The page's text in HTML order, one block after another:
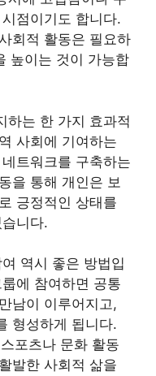
점이기도 합니다.
회적 활동은 필요하
높이는 것이 가능합
하는 한 가지 효과적
사회에 기여하는
트워크를 구축하는
을 통해 개인은 보
긍정적인 상태를
니다.
역시 좋은 방법입
에 참여하면 공통
남이 이루어지고,
형성하게 됩니다.
포츠나 문화 활동
발한 사회적 삶을